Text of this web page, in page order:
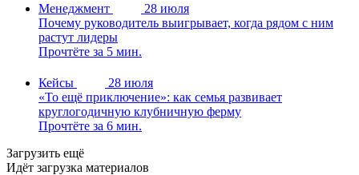
Менеджмент
28 июля
Почему руководитель выигрывает, когда рядом с ним
растут лидеры
Прочтёте за 5 мин.
Кейсы
28 июля
«То ещё приключение»: как семья развивает
круглогодичную клубничную ферму
Прочтёте за 6 мин.
Загрузить ещё
Идёт загрузка материалов